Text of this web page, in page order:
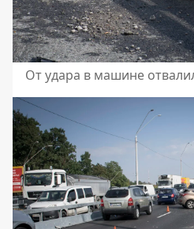
От удара в машине